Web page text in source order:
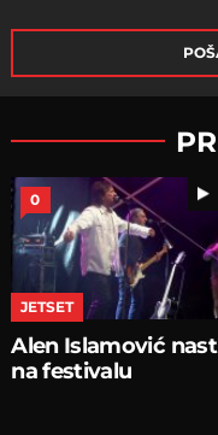
0
JETSET
Alen Islamović
na festivalu